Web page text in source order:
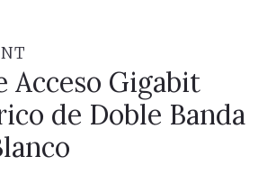
Acceso Gigabit
de Doble Banda